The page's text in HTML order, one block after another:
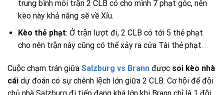
trung bình mỗi trận 2 CLB có cho mình 7 phạt góc, nên
kèo này khả năng sẽ về Xỉu.
Kèo thẻ phạt: Ở trận lượt đi, 2 CLB có tới 5 thẻ phạt
cho nên trận này cũng có thể xảy ra cửa Tài thẻ phạt.
Cuộc chạm trán giữa Salzburg vs Brann được soi kèo nhà
cái dự đoán có sự chênh lệch lớn giữa 2 CLB. Cơ hội để đội